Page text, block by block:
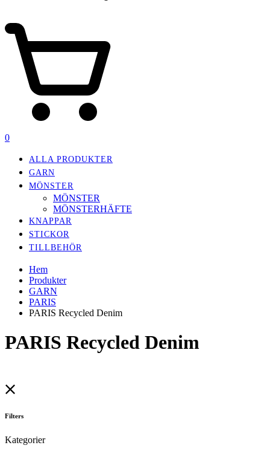
0
ALLA PRODUKTER
GARN
MÖNSTER
MÖNSTER
MÖNSTERHÄFTE
KNAPPAR
STICKOR
TILLBEHÖR
Hem
Produkter
GARN
PARIS
PARIS Recycled Denim
PARIS Recycled Denim
Filters
Kategorier